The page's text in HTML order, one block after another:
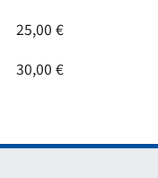
25,00 €
30,00 €